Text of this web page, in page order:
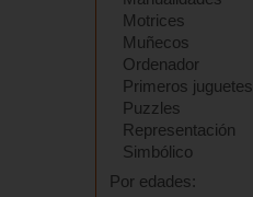
Motrices
Muñecos
Ordenador
Primeros juguetes
Puzzles
Representación
Simbólico
Por edades: